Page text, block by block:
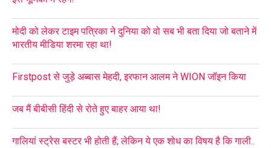
मोदी को लेकर टाइम पत्रिका ने दुनिया को वो सब भी बता दिया जो बताने में
भारतीय मीडिया शरमा रहा था!
Firstpost से जुड़े अब्बास मेहदी, इरफान आलम ने WION जॉइन किया
जब मैं बीबीसी हिंदी से रोते हुए बाहर आया था!
गालियां स्ट्रेस बस्टर भी होती हैं; लेकिन ये एक शोध का विषय है कि गाली..